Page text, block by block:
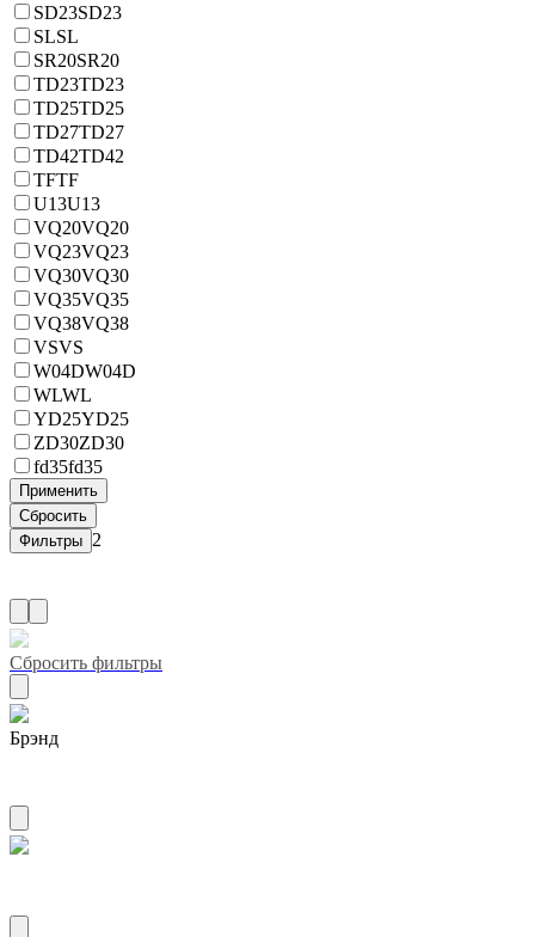
SD23SD23
SLSL
SR20SR20
TD23TD23
TD25TD25
TD27TD27
TD42TD42
TFTF
U13U13
VQ20VQ20
VQ23VQ23
VQ30VQ30
VQ35VQ35
VQ38VQ38
VSVS
W04DW04D
WLWL
YD25YD25
ZD30ZD30
fd35fd35
2
Сбросить фильтры
Брэнд